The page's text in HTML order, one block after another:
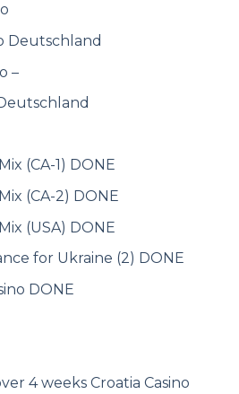
Deutschland
–
(CA-1) DONE
(CA-2) DONE
(USA) DONE
for Ukraine (2) DONE
DONE
4 weeks Croatia Casino